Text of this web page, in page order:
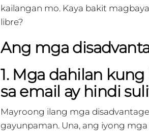
kailangan mo. Kaya bakit
libre?
Ang mga
1. Mga dahilan
sa email ay hindi
Mayroong ilang mga
gayunpaman. Una, ang iyong